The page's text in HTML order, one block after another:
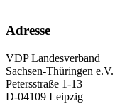
Adresse
VDP Landesverband
Sachsen-Thüringen e.V.
Petersstraße 1-13
D-04109 Leipzig